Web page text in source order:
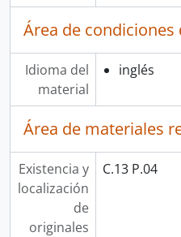
Área de condiciones
Idioma del
material
inglés
Área de materiales
Existencia y
localización
de
originales
C.13 P.04